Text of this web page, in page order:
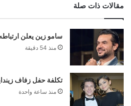
مقالات ذات صلة
سامو زين يعلن
منذ 54 دقيقة
تكلفة حفل زفاف
منذ ساعة واحدة